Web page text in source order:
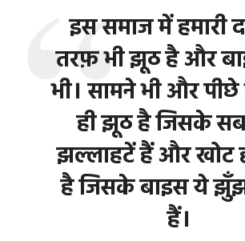
इस समाज में हमारी
तरफ़ भी झूठ है और
भी। सामने भी और
ही झूठ है जिसके
झल्लाहटें हैं और खोट
है जिसके बाइस ये
हैं।